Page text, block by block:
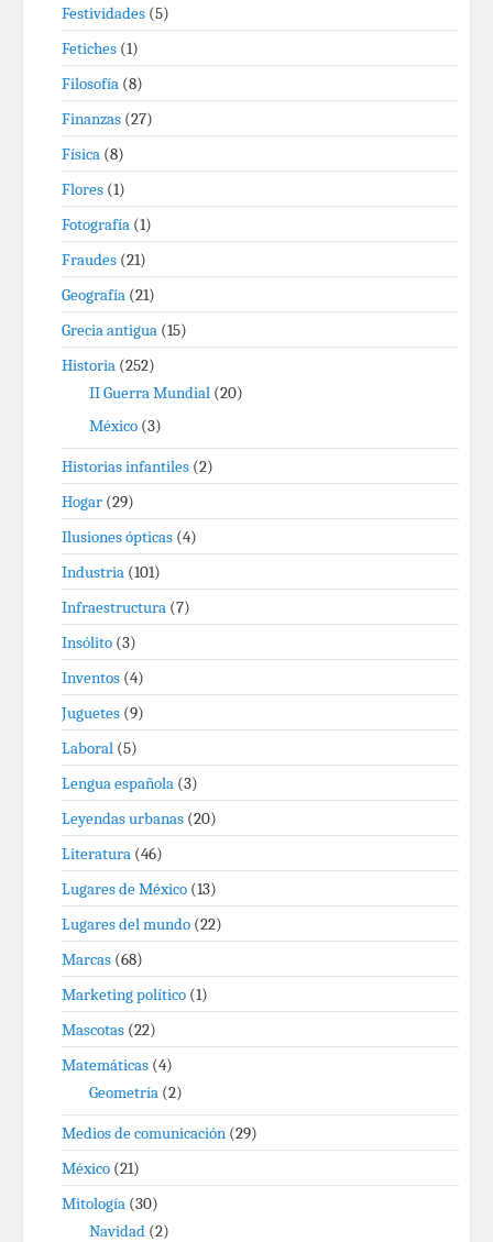
Festividades (5)
Fetiches (1)
Filosofía (8)
Finanzas (27)
Física (8)
Flores (1)
Fotografía (1)
Fraudes (21)
Geografía (21)
Grecia antigua (15)
Historia (252)
II Guerra Mundial (20)
México (3)
Historias infantiles (2)
Hogar (29)
Ilusiones ópticas (4)
Industria (101)
Infraestructura (7)
Insólito (3)
Inventos (4)
Juguetes (9)
Laboral (5)
Lengua española (3)
Leyendas urbanas (20)
Literatura (46)
Lugares de México (13)
Lugares del mundo (22)
Marcas (68)
Marketing político (1)
Mascotas (22)
Matemáticas (4)
Geometría (2)
Medios de comunicación (29)
México (21)
Mitología (30)
Navidad (2)